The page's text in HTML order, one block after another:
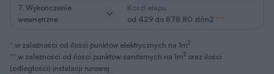
7. Wykończenie
wewnętrzne
Koszt etapu
od 429 do 878,80 zł/m2 ***
* w zależności od ilości punktów elektrycznych na 1m2
** w zależności od ilości punktów sanitarnych na 1m2 oraz ilości
(odległości) instalacji rurowej